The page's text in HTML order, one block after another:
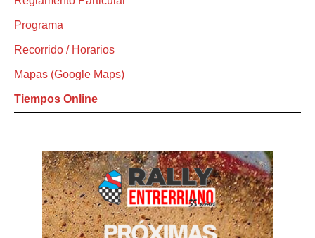
Programa
Recorrido / Horarios
Mapas (Google Maps)
Tiempos Online